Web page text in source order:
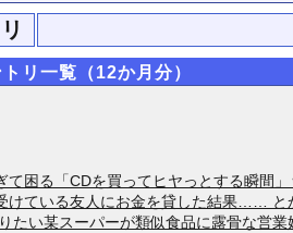
リ一覧（12か月分）
て困る「CDを買ってヒヤっとする瞬間
けている友人にお金を貸した結果…… と
たい某スーパーが類似食品に露骨な営